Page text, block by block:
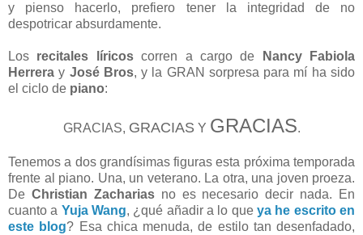
y pienso hacerlo, prefiero tener la integridad de no
despotricar absurdamente.
Los recitales líricoscorren a cargo de
Nancy Fabiola
Herreray José Bros, y la GRAN sorpresa para mí ha sido
el ciclo de piano:
GRACIAS, GRACIAS Y GRACIAS.
Tenemos a dos grandísimas figuras esta próxima temporada
frente al piano. Una, un veterano. La otra, una joven proeza.
De Christian Zachariasno es necesario decir nada. En
cuanto a Yuja Wang, ¿qué añadir a lo queya he escrito en
este blog? Esa chica menuda, de estilo tan desenfadado,